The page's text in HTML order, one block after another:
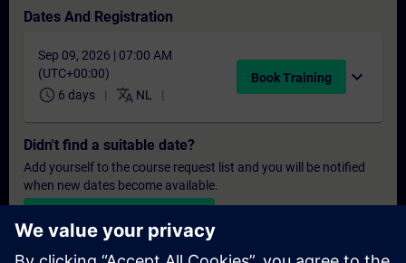
Dates And Registration
Sep 09, 2026 | 07:00 AM
(UTC+00:00)
schedule 6 days translate NL
Book Training expand_more
Didn't find a suitable date?
Add yourself to the course request list and you will be notified
when new dates become available.